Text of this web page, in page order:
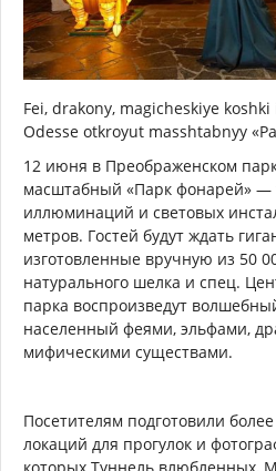
Fei, drakony, magicheskiye
Odesse otkroyut masshtabnyy
12 июня в Преображенском
масштабный «Парк фонарей» —
иллюминаций и световых
метров. Гостей будут ждать
изготовленные вручную из 50
натурального шелка и спец.
парка воспроизведут
населенный феями, эльфами,
мифическими существами.
Посетителям подготовили
локаций для прогулок и